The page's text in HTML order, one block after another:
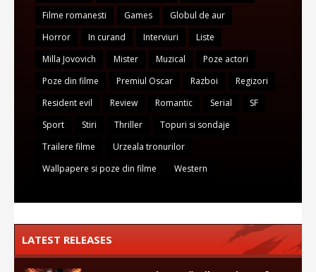
Filme romanesti
Games
Globul de aur
Horror
In curand Interviuri
Liste
Milla Jovovich
Mister Muzical
Poze actori
Poze din filme
Premiul Oscar Razboi
Regizori
Resident evil
Review Romantic Serial
SF
Sport
Stiri Thriller
Topuri si sondaje
Trailere filme
Urzeala tronurilor
Wallpapere si poze din filme
Western
LATEST RELEASES